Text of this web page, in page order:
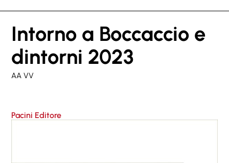
Intorno a Boccaccio e
dintorni 2023
AA VV
Pacini Editore